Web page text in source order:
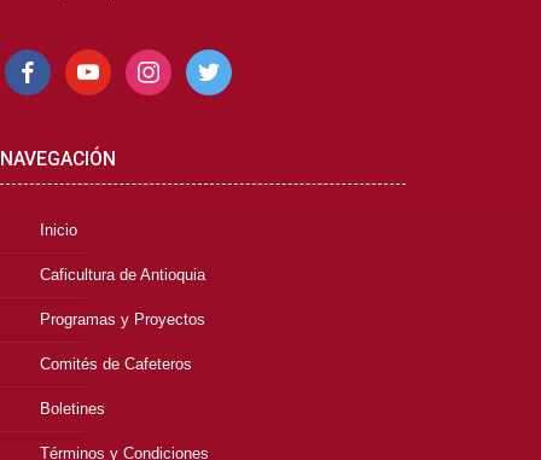
facebookyoutube instagramtwitter
NAVEGACIÓN
Inicio
Caficultura de Antioquia
Programas y Proyectos
Comités de Cafeteros
Boletines
Términos y Condiciones